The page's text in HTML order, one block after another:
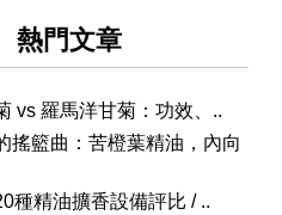
熱門文章
vs 羅馬洋甘菊：功效、..
搖籃曲：苦橙葉精油，內向
種精油擴香設備評比 / ..